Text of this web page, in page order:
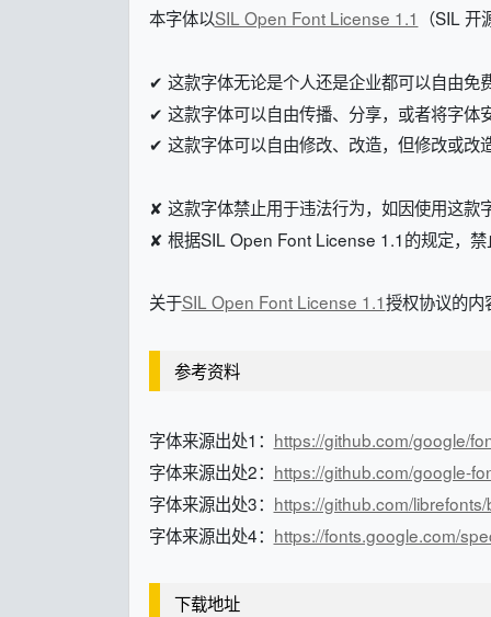
本字体以SIL Open Font License 1.1 （SIL
✔ 这款字体无论是个人还是企业都可以自由免
✔ 这款字体可以自由传播、分享，或者将字体
✔ 这款字体可以自由修改、改造，但修改或
✘ 这款字体禁止用于违法行为，如因使用这款
✘ 根据SIL Open Font License 1.1的规定，
关于SIL Open Font License 1.1授权协议的
参考资料
字体来源出处1： https://github.com/google/
字体来源出处2： https://github.com/google-
字体来源出处3： https://github.com/
字体来源出处4： https://fonts.google.com/
下载地址